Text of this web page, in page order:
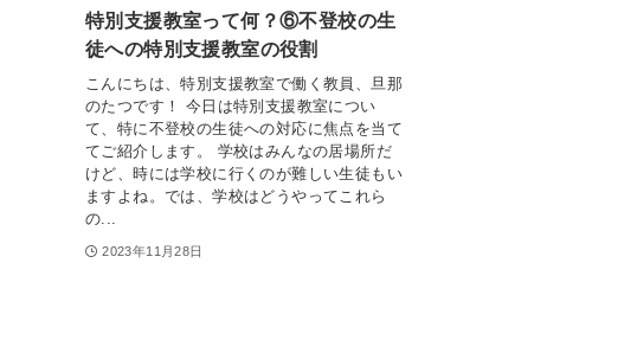
特別支援教室って何？⑥不登校の生
徒への特別支援教室の役割
こんにちは、特別支援教室で働く教員、旦那
のたつです！ 今日は特別支援教室につい
て、特に不登校の生徒への対応に焦点を当て
てご紹介します。 学校はみんなの居場所だ
けど、時には学校に行くのが難しい生徒もい
ますよね。では、学校はどうやってこれら
の...
2023年11月28日